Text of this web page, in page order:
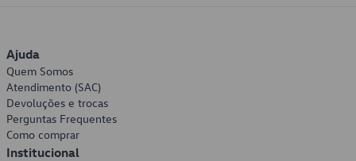
Ajuda
Quem Somos
Atendimento (SAC)
Devoluções e trocas
Perguntas Frequentes
Como comprar
Institucional